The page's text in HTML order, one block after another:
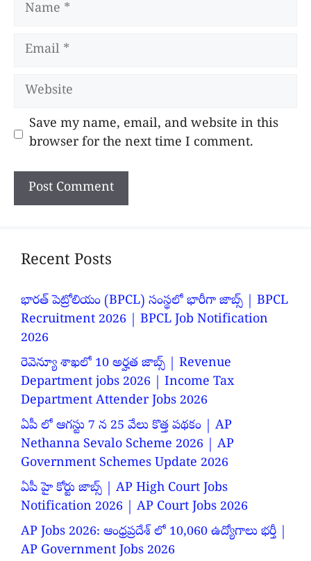
Email
Website
Save my name, email, and website in this
browser for the next time I comment.
Recent Posts
భారత్ పెట్రోలియం (BPCL) సంస్థలో భారీగా జాబ్స్ | BPCL
Recruitment 2026 | BPCL Job Notification
2026
రెవెన్యూ శాఖలో 10 అర్హత జాబ్స్ | Revenue
Department jobs 2026 | Income Tax
Department Attender Jobs 2026
ఏపీ లో ఆగస్టు 7 న 25 వేలు కొత్త పథకం | AP
Nethanna Sevalo Scheme 2026 | AP
Government Schemes Update 2026
ఏపీ హై కోర్టు జాబ్స్ | AP High Court Jobs
Notification 2026 | AP Court Jobs 2026
AP Jobs 2026: ఆంధ్రప్రదేశ్ లో 10,060 ఉద్యోగాలు భర్తీ |
AP Government Jobs 2026